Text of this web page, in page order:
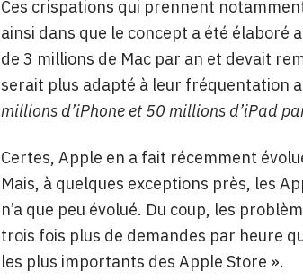
Ces crispations qui prennent
ainsi dans que le concept a été élaboré
de 3 millions de Mac par an et devait
serait plus adapté à leur fréquentation
millions d’iPhone et 50 millions d’iPad
Certes, Apple en a fait récemment
Mais, à quelques exceptions près, les
n’a que peu évolué. Du coup, les
trois fois plus de demandes par heure
les plus importants des Apple Store ».